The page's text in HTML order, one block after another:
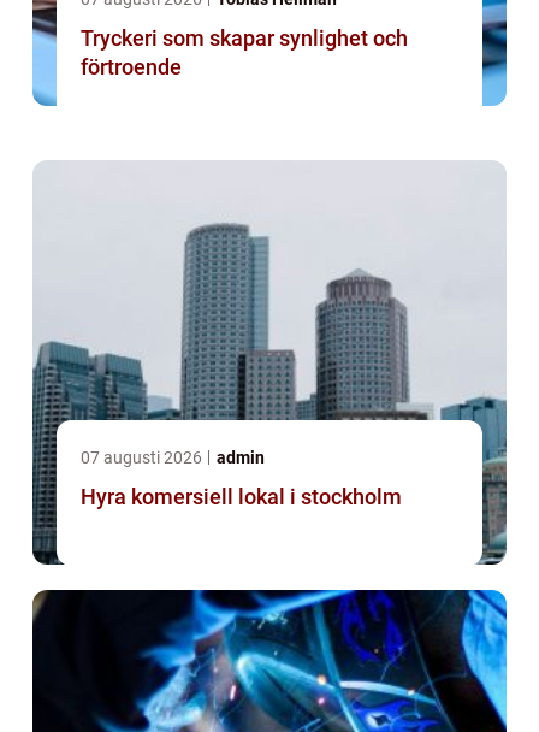
Tryckeri som skapar synlighet och
förtroende
07 augusti 2026 admin
Hyra komersiell lokal i stockholm